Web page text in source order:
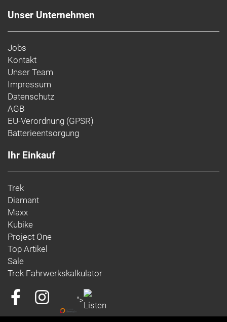
Unser Unternehmen
Jobs
Kontakt
Unser Team
Impressum
Datenschutz
AGB
EU-Verordnung (GPSR)
Batterieentsorgung
Ihr Einkauf
Trek
Diamant
Maxx
Kubike
Project One
Top Artikel
Sale
Trek Fahrwerkskalkulator
">